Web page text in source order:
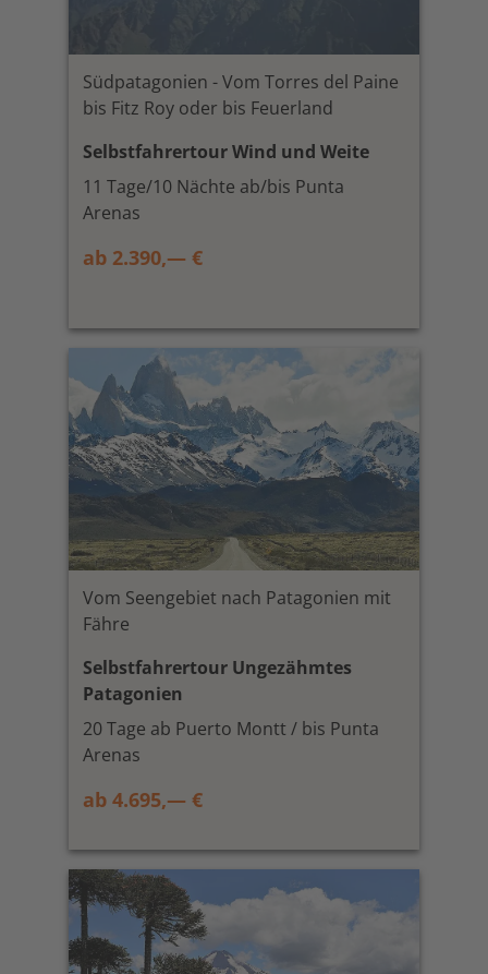
Südpatagonien - Vom Torres del Paine
bis Fitz Roy oder bis Feuerland
Selbstfahrertour Wind und Weite
11 Tage/10 Nächte ab/bis Punta
Arenas
ab 2.390,— €
Vom Seengebiet nach Patagonien mit
Fähre
Selbstfahrertour Ungezähmtes
Patagonien
20 Tage ab Puerto Montt / bis Punta
Arenas
ab 4.695,— €